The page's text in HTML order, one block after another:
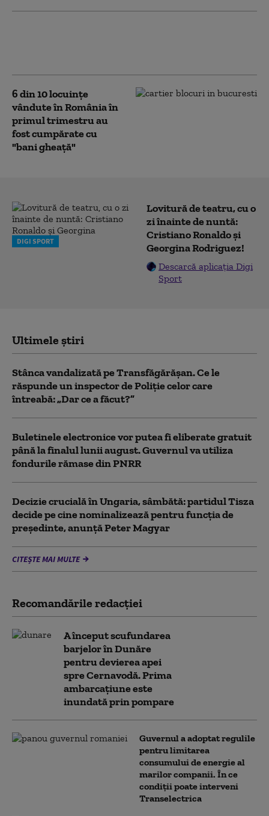
6 din 10 locuințe
vândute în România în
primul trimestru au
fost cumpărate cu
"bani gheață"
DIGI SPORT
Lovitură de teatru, cu o
zi înainte de nuntă:
Cristiano Ronaldo și
Georgina Rodriguez!
Descarcă aplicația Digi
Sport
Ultimele știri
Stânca vandalizată pe Transfăgărășan. Ce le
răspunde un inspector de Poliție celor care
întreabă: „Dar ce a făcut?”
Buletinele electronice vor putea fi eliberate gratuit
până la finalul lunii august. Guvernul va utiliza
fondurile rămase din PNRR
Decizie crucială în Ungaria, sâmbătă: partidul Tisza
decide pe cine nominalizează pentru funcția de
președinte, anunță Peter Magyar
CITEȘTE MAI MULTE
Recomandările redacţiei
A început scufundarea
barjelor în Dunăre
pentru devierea apei
spre Cernavodă. Prima
ambarcațiune este
inundată prin pompare
Guvernul a adoptat regulile
pentru limitarea
consumului de energie al
marilor companii. În ce
condiții poate interveni
Transelectrica